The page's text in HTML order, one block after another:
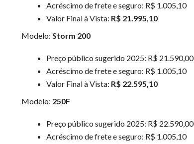
Acréscimo de frete e seguro: R$ 1.005,10
Valor Final à Vista: R$ 21.995,10
Modelo: Storm 200
Preço público sugerido 2025: R$ 21.590,00
Acréscimo de frete e seguro: R$ 1.005,10
Valor Final à Vista: R$ 22.595,10
Modelo: 250F
Preço público sugerido 2025: R$ 22.590,00
Acréscimo de frete e seguro: R$ 1.005,10